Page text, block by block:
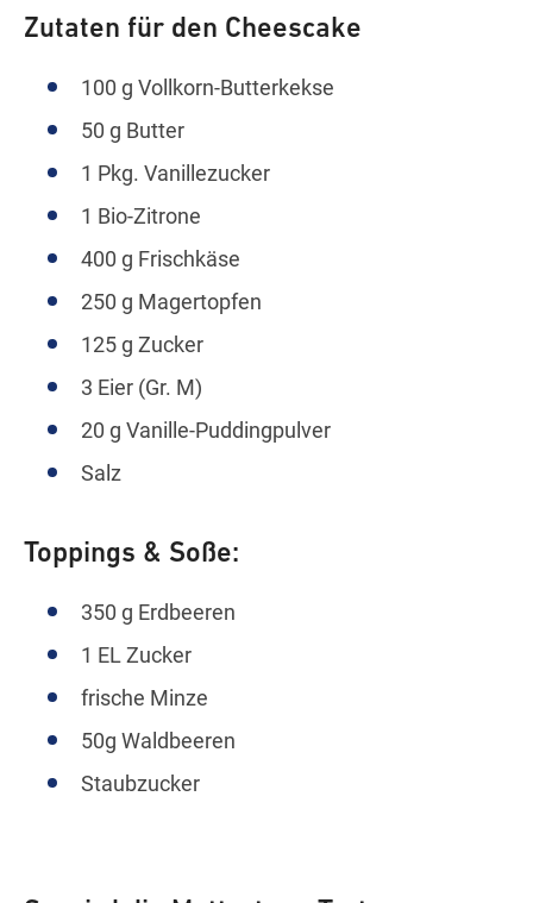
Zutaten für den Cheescake
100 g Vollkorn-Butterkekse
50 g Butter
1 Pkg. Vanillezucker
1 Bio-Zitrone
400 g Frischkäse
250 g Magertopfen
125 g Zucker
3 Eier (Gr. M)
20 g Vanille-Puddingpulver
Salz
Toppings & Soße:
350 g Erdbeeren
1 EL Zucker
frische Minze
50g Waldbeeren
Staubzucker